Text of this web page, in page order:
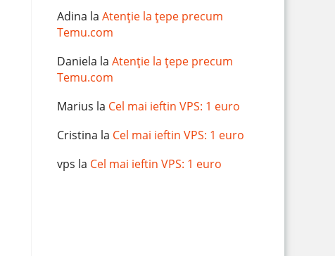
Adina la Atenție la țepe precum
Temu.com
Daniela la Atenție la țepe precum
Temu.com
Marius la Cel mai ieftin VPS: 1 euro
Cristina la Cel mai ieftin VPS: 1 euro
vps la Cel mai ieftin VPS: 1 euro